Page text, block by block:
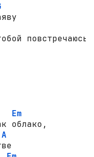
повстречаюсь
Em
A